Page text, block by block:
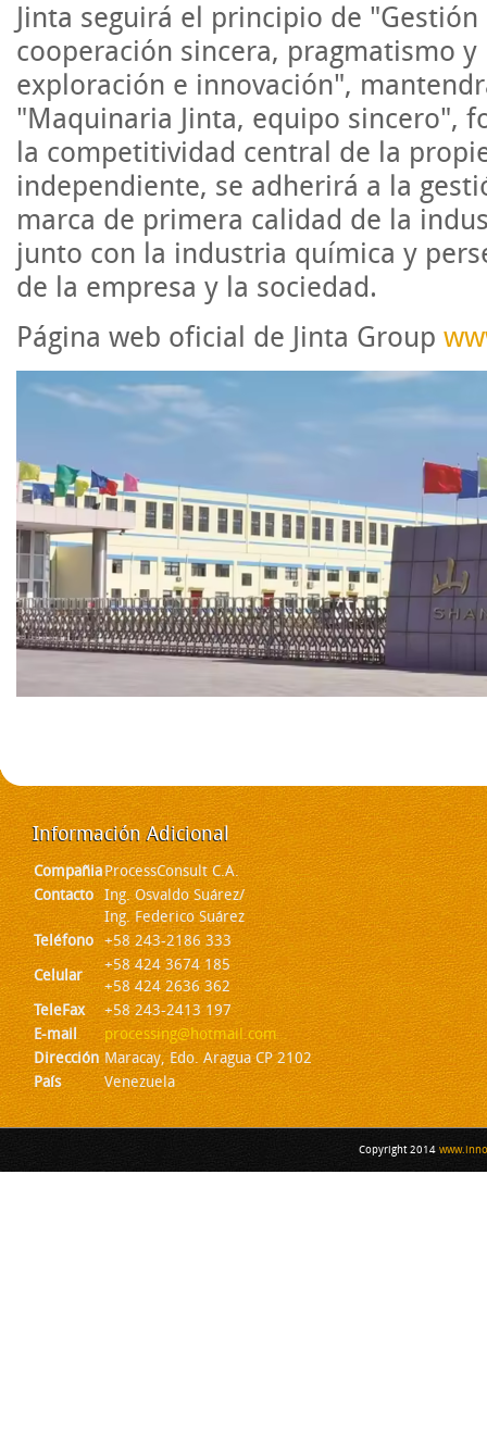
Jinta seguirá el principio de
cooperación sincera, pragmatismo
exploración e innovación",
"Maquinaria Jinta, equipo sincero",
la competitividad central de la
independiente, se adherirá a la
marca de primera calidad de la
junto con la industria química y
de la empresa y la sociedad.
Página web oficial de Jinta Group
InformaciónAdicional
CompañiaProcessConsult C.A.
Contacto Ing. Osvaldo Suárez/
Ing. Federico Suárez
Teléfono +58 243-2186 333
Celular
+58 424 3674 185
+58 424 2636 362
TeleFax
+58 243-2413 197
E-mail
processing@hotmail.com
Dirección Maracay, Edo. Aragua CP 2102
País
Venezuela
Copyright 2014